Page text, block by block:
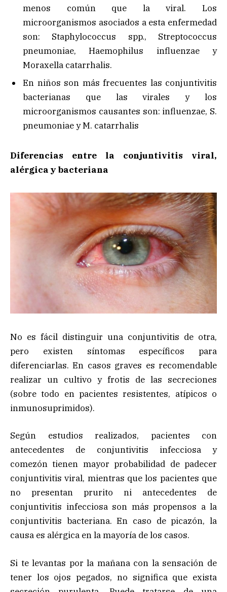
menos común que la viral. Los
microorganismos asociados a esta enfermedad
son: Staphylococcus spp., Streptococcus
pneumoniae, Haemophilus influenzae y
Moraxella catarrhalis.
En niños son más frecuentes las conjuntivitis
bacterianas que las virales y los
microorganismos causantes son: influenzae, S.
pneumoniae y M. catarrhalis
Diferencias entre la conjuntivitis viral,
alérgica y bacteriana
No es fácil distinguir una conjuntivitis de otra,
pero existen síntomas específicos para
diferenciarlas. En casos graves es recomendable
realizar un cultivo y frotis de las secreciones
(sobre todo en pacientes resistentes, atípicos o
inmunosuprimidos).
Según estudios realizados, pacientes con
antecedentes de conjuntivitis infecciosa y
comezón tienen mayor probabilidad de padecer
conjuntivitis viral, mientras que los pacientes que
no presentan prurito ni antecedentes de
conjuntivitis infecciosa son más propensos a la
conjuntivitis bacteriana. En caso de picazón, la
causa es alérgica en la mayoría de los casos.
Si te levantas por la mañana con la sensación de
tener los ojos pegados, no significa que exista